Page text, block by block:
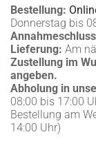
Bestellung:
Donnerstag bis
Lieferung: Am
Zustellung im
angeben.
Abholung in
08:00 bis 17:00
Bestellung am
14:00 Uhr)